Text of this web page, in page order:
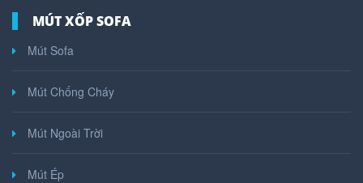
MÚT XỐP SOFA
Mút Sofa
Mút Chống Cháy
Mút Ngoài Trời
Mút Ép